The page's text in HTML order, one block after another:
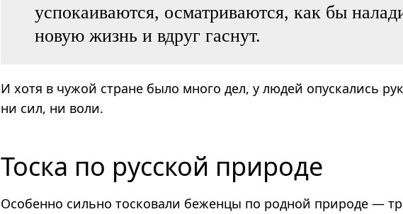
успокаиваются, осматриваются, как бы
новую жизнь и вдруг гаснут.
И хотя в чужой стране было много дел, у людей опускались
ни сил, ни воли.
Тоска по русской природе
Особенно сильно тосковали беженцы по родной природе —